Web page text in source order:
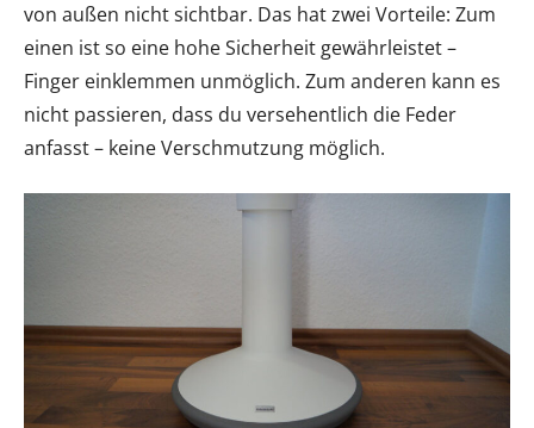
von außen nicht sichtbar. Das hat zwei Vorteile: Zum
einen ist so eine hohe Sicherheit gewährleistet –
Finger einklemmen unmöglich. Zum anderen kann es
nicht passieren, dass du versehentlich die Feder
anfasst – keine Verschmutzung möglich.